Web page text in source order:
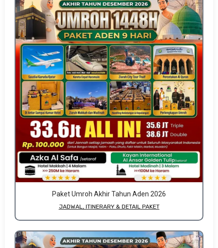
Paket Umroh Akhir Tahun Aden 2026
JADWAL, ITINERARY & DETAIL PAKET